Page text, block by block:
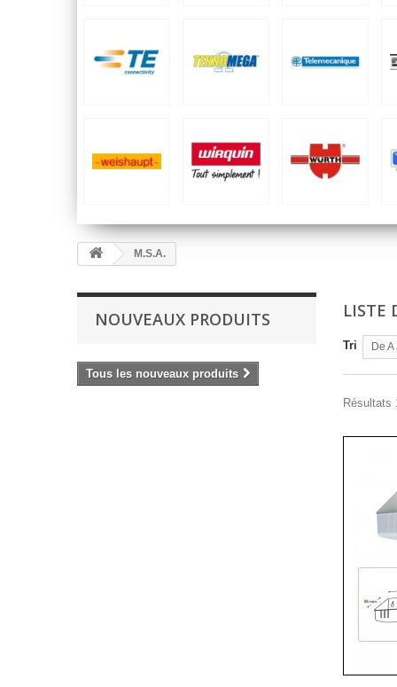
M.S.A.
NOUVEAUX PRODUITS
Tous les nouveaux produits
LISTE
Tri De A
Résultats